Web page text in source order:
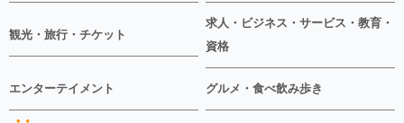
観光・旅行・チケット
求人・ビジネス・サービス・教育・
資格
エンターテイメント グルメ・食べ飲み歩き